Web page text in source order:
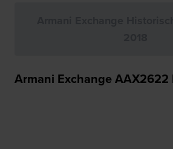
Armani Exchange AAX2622